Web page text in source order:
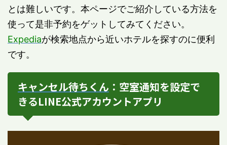
とは難しいです。本ページでご紹介している方法を
使って是非予約をゲットしてみてください。
Expediaが検索地点から近いホテルを探すのに便利
です。
キャンセル待ちくん ：空室通知を設定で
きるLINE公式アカウントアプリ